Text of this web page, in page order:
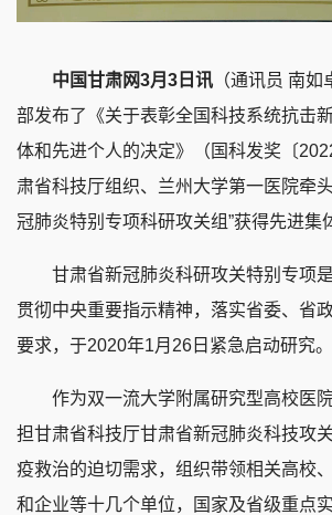
中国甘肃网3月3日讯 （通讯员 南如
部发布了《关于表彰全国科技系统抗击
体和先进个人的决定》（国科发奖〔
肃省科技厅组织、兰州大学第一医院牵
冠肺炎特别专项科研攻关组”获得先进集
甘肃省新冠肺炎科研攻关特别专项是
贯彻中央重要指示精神，落实省委、省
要求，于2020年1月26日紧急启动研究。
作为双一流大学附属研究型高校医院
担甘肃省科技厅甘肃省新冠肺炎科技攻
疫救治的迫切需求，组织带领相关高校
和企业等十几个单位，国家及省级重点